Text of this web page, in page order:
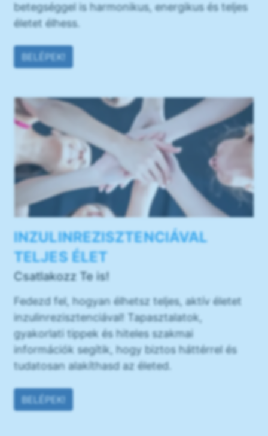
betegséggel is harmonikus, energikus és teljes
életet élhess.
BELÉPEK!
INZULINREZISZTENCIÁVAL
TELJES ÉLET
Csatlakozz Te is!
Fedezd fel, hogyan élhetsz teljes, aktív életet
inzulinrezisztenciával! Tapasztalatok,
gyakorlati tippek és hiteles szakmai
információk segítik, hogy biztos háttérrel és
tudatosan alakíthasd az életed.
BELÉPEK!